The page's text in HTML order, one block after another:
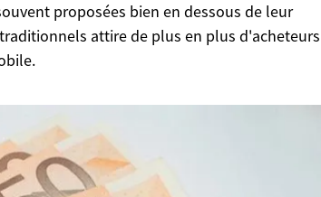
proposées bien en dessous de leur
attire de plus en plus d'acheteurs